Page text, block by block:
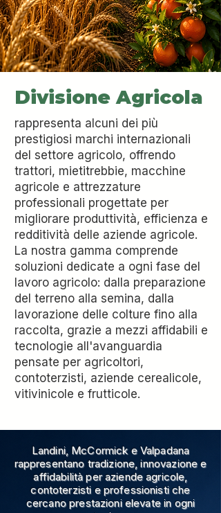
Divisione Agricola
rappresenta alcuni dei più
prestigiosi marchi internazionali
del settore agricolo, offrendo
trattori, mietitrebbie, macchine
agricole e attrezzature
professionali progettate per
migliorare produttività, efficienza e
redditività delle aziende agricole.
La nostra gamma comprende
soluzioni dedicate a ogni fase del
lavoro agricolo: dalla preparazione
del terreno alla semina, dalla
lavorazione delle colture fino alla
raccolta, grazie a mezzi affidabili e
tecnologie all'avanguardia
pensate per agricoltori,
contoterzisti, aziende cerealicole,
vitivinicole e frutticole.
Landini, McCormick e Valpadana
rappresentano tradizione, innovazione e
affidabilità per aziende agricole,
contoterzisti e professionisti che
cercano prestazioni elevate in ogni